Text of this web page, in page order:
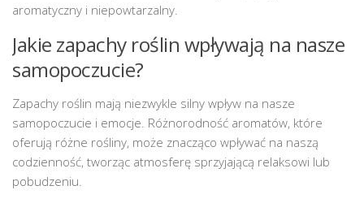
aromatyczny i niepowtarzalny.
Jakie zapachy roślin wpływają na nasze
samopoczucie?
Zapachy roślin mają niezwykle silny wpływ na nasze
samopoczucie i emocje. Różnorodność aromatów, które
oferują różne rośliny, może znacząco wpływać na naszą
codzienność, tworząc atmosferę sprzyjającą relaksowi lub
pobudzeniu.